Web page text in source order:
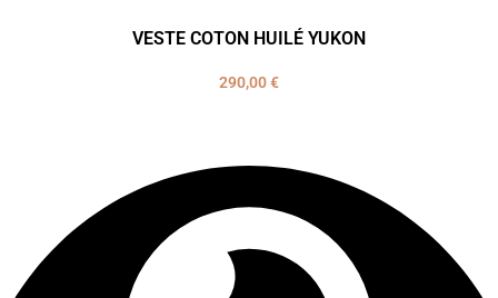
VESTE COTON HUILÉ YUKON
290,00€